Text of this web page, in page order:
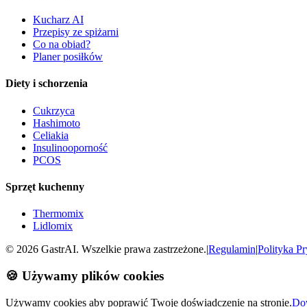
Kucharz AI
Przepisy ze spiżarni
Co na obiad?
Planer posiłków
Diety i schorzenia
Cukrzyca
Hashimoto
Celiakia
Insulinooporność
PCOS
Sprzęt kuchenny
Thermomix
Lidlomix
© 2026 GastrAI. Wszelkie prawa zastrzeżone.|Regulamin|Polityka
🍪 Używamy plików cookies
Używamy cookies aby poprawić Twoje doświadczenie na stronie.